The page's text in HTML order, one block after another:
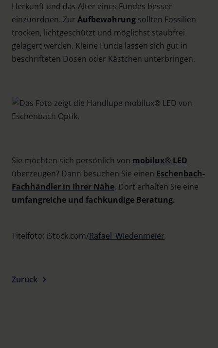
Herkunft und das Alter eines Fundes besser
einzuordnen. Zur Aufbewahrung sollten Fossilien
trocken, lichtgeschützt und möglichst staubfrei
gelagert werden. Kleine Funde lassen sich gut in
beschrifteten Dosen oder Kästchen unterbringen.
Sie möchten sich persönlich von mobilux® LED
überzeugen? Dann besuchen Sie einen Eschenbach-
Fachhändler in Ihrer Nähe. Dort erhalten Sie eine
umfangreiche und fachkundige Beratung.
Titelfoto: iStock.com/Rafael_Wiedenmeier
Zurück